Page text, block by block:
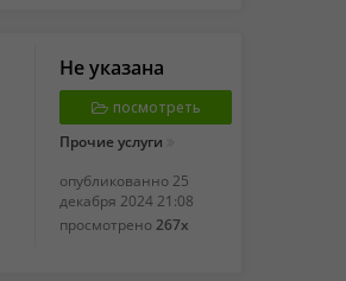
Не указана
посмотреть
Прочие услуги
опубликованно 25
декабря 2024 21:08
просмотрено267x